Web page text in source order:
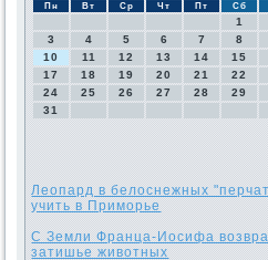
Пн Вт Ср Чт Пт Сб
1
3
4 5 6 7 8
10
11 12 13 14 15
17
18 19 20 21 22
24
25 26 27 28 29
31
Леопард в белоснежных
учить в Приморье
С Земли Франца-Иосифа
затишье животных